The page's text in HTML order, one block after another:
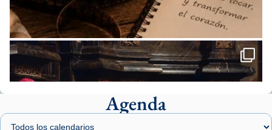
Mons. David Abadías.
📸 Dr. G. Simón
Foto
View on Facebook Share
Arquebisbat de Barcelona
1 week ago Agenda